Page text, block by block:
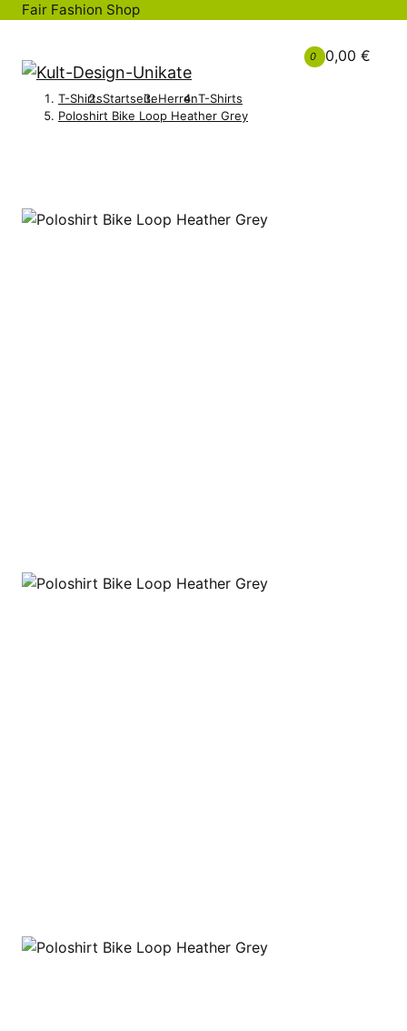
Fair Fashion Shop
0 0,00 €
T-ShirtsStartseiteHerrenT-Shirts
Poloshirt Bike Loop Heather Grey